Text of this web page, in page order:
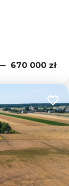
670 000 zł